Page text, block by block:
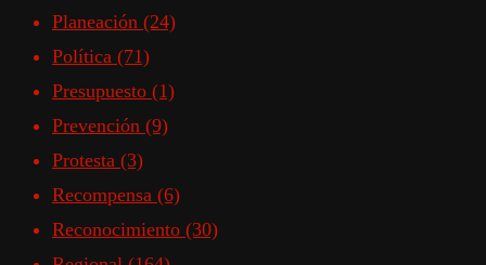
Planeación (24)
Política (71)
Presupuesto (1)
Prevención (9)
Protesta (3)
Recompensa (6)
Reconocimiento (30)